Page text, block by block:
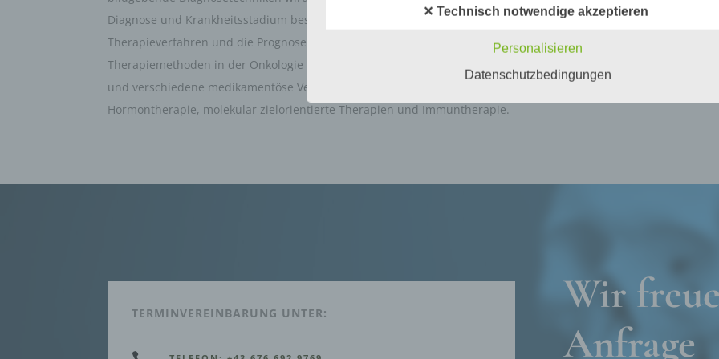
Diagnose und Krankheitsstadium bestimmen die Auswahl der
Therapieverfahren und die Prognose. Zu den wichtigsten
Therapiemethoden in der Onkologie zählen Chirurgie, Strahlentherapie
und verschiedene medikamentöse Verfahren wie Chemotherapie,
Hormontherapie, molekular zielorientierte Therapien und Immuntherapie.
heilbare Tumorpatienten
Palliativmedizin
letzten Lebensphase.
TERMINVEREINBARUNG UNTER:
Wir
Anfrage
Person angesehen, die direkt oder indirekt, insbesondere mittels
Standortdaten, zu einer Online-Kennung oder zu einem oder
genetischen, psychischen, wirtschaftlichen, kulturellen oder sozialen
b) betroffene Person
Organisation, das Ordnen, die Speicherung, die Anpassung oder
Veränderung, das Auslesen, das Abfragen, die Verwendung, die
Offenlegung durch Übermittlung, Verbreitung oder eine andere Form
Bereitstellung, den Abgleich oder die Verknüpfung, die
✕ Technisch notwendige akzeptieren
Personalisieren
Datenschutzbedingungen